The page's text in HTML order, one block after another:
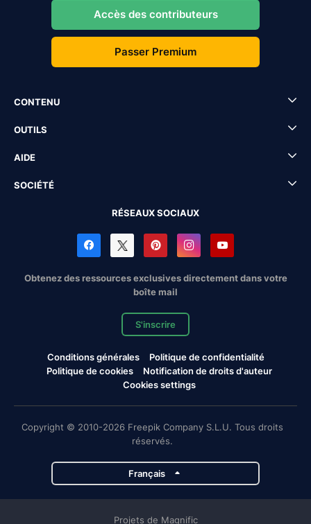
Accès des contributeurs
Passer Premium
CONTENU
OUTILS
AIDE
SOCIÉTÉ
RÉSEAUX SOCIAUX
Obtenez des ressources exclusives directement dans votre
boîte mail
S'inscrire
Conditions générales
Politique de confidentialité
Politique de cookies
Notification de droits d'auteur
Cookies settings
Copyright © 2010-2026 Freepik Company S.L.U. Tous droits
réservés.
Français
Projets de Magnific